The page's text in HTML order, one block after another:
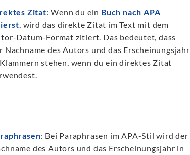
Zitat: Wenn du ein Buch nach APA
, wird das direkte Zitat im Text mit dem
Datum-Format zitiert. Das bedeutet, dass
Nachname des Autors und das Erscheinungsjahr
stehen, wenn du ein direktes Zitat
: Bei Paraphrasen im APA-Stil wird der
des Autors und das Erscheinungsjahr in